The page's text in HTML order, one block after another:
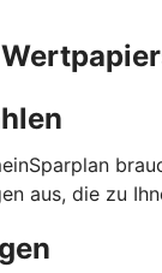
aus, die zu